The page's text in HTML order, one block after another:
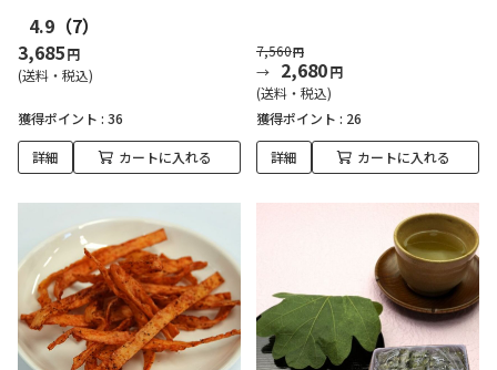
4.9 （7）
3,685円
(送料・税込)
獲得ポイント : 36
詳細 カートに入れる
7,560円
2,680円
(送料・税込)
獲得ポイント : 26
詳細 カートに入れる